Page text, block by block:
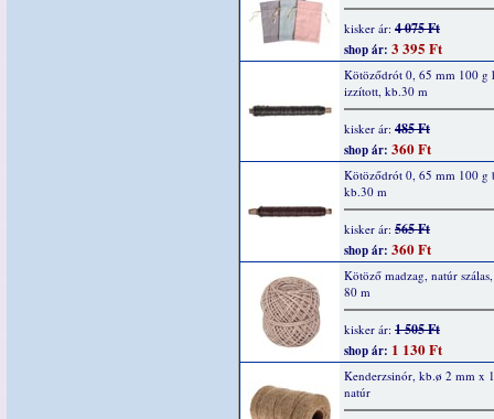
kisker ár: 4 075 Ft
shop ár: 3 395 Ft
Kötöződrót 0, 65 mm 100 g
izzított, kb.30 m
kisker ár: 485 Ft
shop ár: 360 Ft
Kötöződrót 0, 65 mm 100 g
kb.30 m
kisker ár: 565 Ft
shop ár: 360 Ft
Kötöző madzag, natúr
80 m
kisker ár: 1 505 Ft
shop ár: 1 130 Ft
Kenderzsinór, kb.ø 2 mm x
natúr